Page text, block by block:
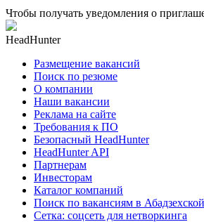
Чтобы получать уведомления о
HeadHunter
Размещение вакансий
Поиск по резюме
О компании
Наши вакансии
Реклама на сайте
Требования к ПО
Безопасный HeadHunter
HeadHunter API
Партнерам
Инвесторам
Каталог компаний
Поиск по вакансиям в Абадзехской
Сетка: соцсеть для нетворкинга